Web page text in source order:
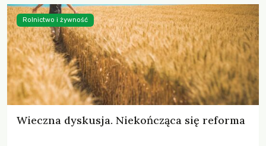
Wieczna dyskusja. Niekończąca się reforma
Rolnictwo i żywność